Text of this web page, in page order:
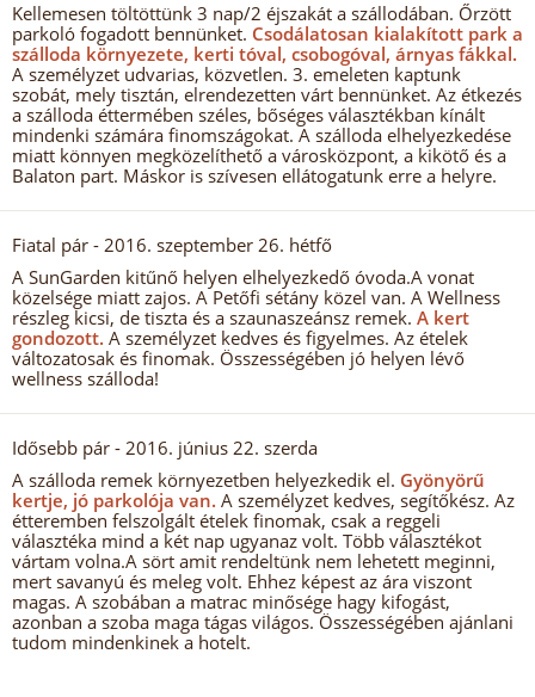
Kellemesen töltöttünk 3 nap/2 éjszakát a szállodában. Őrzött
parkoló fogadott bennünket. Csodálatosan kialakított park a
szálloda környezete, kerti tóval, csobogóval, árnyas fákkal.
A személyzet udvarias, közvetlen. 3. emeleten kaptunk
szobát, mely tisztán, elrendezetten várt bennünket. Az étkezés
a szálloda éttermében széles, bőséges választékban kínált
mindenki számára finomszágokat. A szálloda elhelyezkedése
miatt könnyen megközelíthető a városközpont, a kikötő és a
Balaton part. Máskor is szívesen ellátogatunk erre a helyre.
Fiatal pár - 2016. szeptember 26. hétfő
A SunGarden kitűnő helyen elhelyezkedő óvoda.A vonat
közelsége miatt zajos. A Petőfi sétány közel van. A Wellness
részleg kicsi, de tiszta és a szaunaszeánsz remek. A kert
gondozott. A személyzet kedves és figyelmes. Az ételek
változatosak és finomak. Összességében jó helyen lévő
wellness szálloda!
Idősebb pár - 2016. június 22. szerda
A szálloda remek környezetben helyezkedik el. Gyönyörű
kertje, jó parkolója van. A személyzet kedves, segítőkész. Az
étteremben felszolgált ételek finomak, csak a reggeli
választéka mind a két nap ugyanaz volt. Több választékot
vártam volna.A sört amit rendeltünk nem lehetett meginni,
mert savanyú és meleg volt. Ehhez képest az ára viszont
magas. A szobában a matrac minősége hagy kifogást,
azonban a szoba maga tágas világos. Összességében ajánlani
tudom mindenkinek a hotelt.